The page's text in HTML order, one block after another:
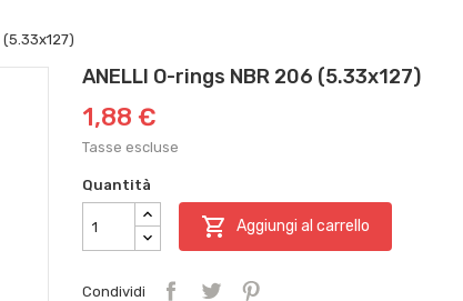
(5.33x127)
ANELLI O-rings NBR 206 (5.33x127)
1,88 €
Tasse escluse
Quantità
 Aggiungi al carrello
Condividi